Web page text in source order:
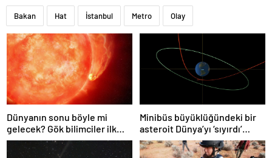
Bakan Hat İstanbul Metro Olay
Dünyanın sonu böyle mi
gelecek? Gök bilimciler ilk
kez sönen yıldızın gezegeni
yutmasına tanık oldu
Minibüs büyüklüğündeki bir
asteroit Dünya’yı ‘sıyırdı’
geçti